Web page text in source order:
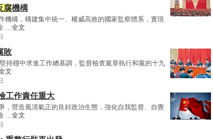
腐機構
機構，構建集中統一、權威高效的國家監察體系，實現
... 全文
敗
持穩中求進工作總基調，監督檢查黨章執行和黨的十九
文
工作責任重大
，營造風清氣正的良好政治生態，強化自我監督、自覺
... 全文